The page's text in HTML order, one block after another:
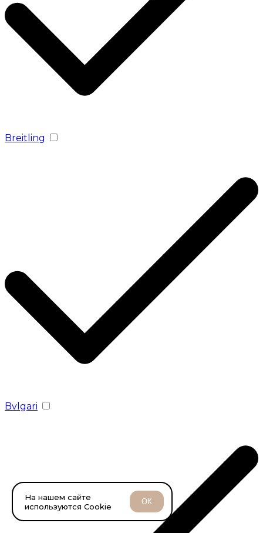
Breitling
Bvlgari
На нашем сайте
используются Cookie
ОК